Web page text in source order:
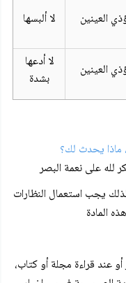
العينين لا ألبسها
العينين
لا أدعها
بشدة
يحدث لك؟
على نعمة البصر
يجب استعمال النظارات
المادة
عند قراءة مجلة أو كتاب،